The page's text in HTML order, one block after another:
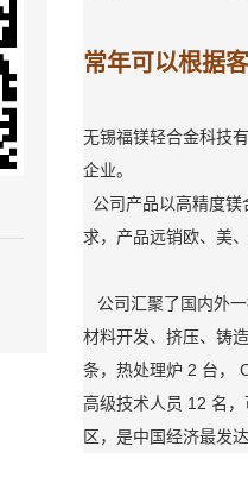
常年可以根据
无锡福镁轻合金科技
企业。
公司产品以高精度
求，产品远销欧、美
公司汇聚了国内外
材料开发、挤压、铸
条，热处理炉 2 台，
高级技术人员 12 名
区，是中国经济最发